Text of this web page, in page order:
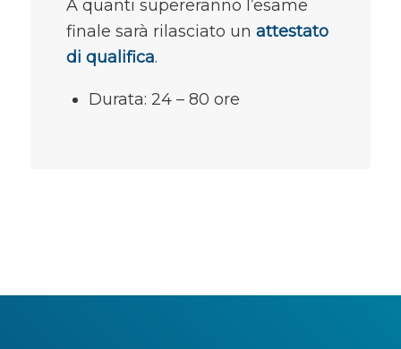
A quanti supereranno l’esame
finale sarà rilasciato un attestato
di qualifica.
Durata: 24 – 80 ore